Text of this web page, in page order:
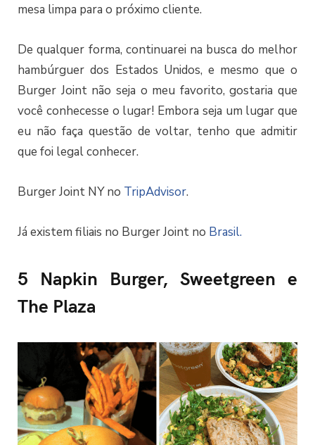
mesa limpa para o próximo cliente.
De qualquer forma, continuarei na busca do melhor
hambúrguer dos Estados Unidos, e mesmo que o
Burger Joint não seja o meu favorito, gostaria que
você conhecesse o lugar! Embora seja um lugar que
eu não faça questão de voltar, tenho que admitir
que foi legal conhecer.
Burger Joint NY no TripAdvisor.
Já existem filiais no Burger Joint no Brasil.
5 Napkin Burger, Sweetgreen e
The Plaza